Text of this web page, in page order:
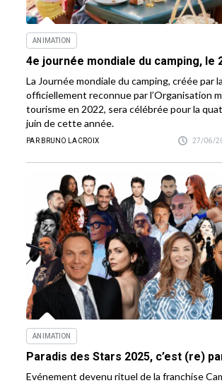
ANIMATION
4e journée mondiale du camping, le
La Journée mondiale du camping, créée par
officiellement reconnue par l’Organisation
tourisme en 2022, sera célébrée pour la
juin de cette année.
PAR BRUNO LACROIX 27/06/
ANIMATION
Paradis des Stars 2025, c’est (re)
Evénement devenu rituel de la franchise